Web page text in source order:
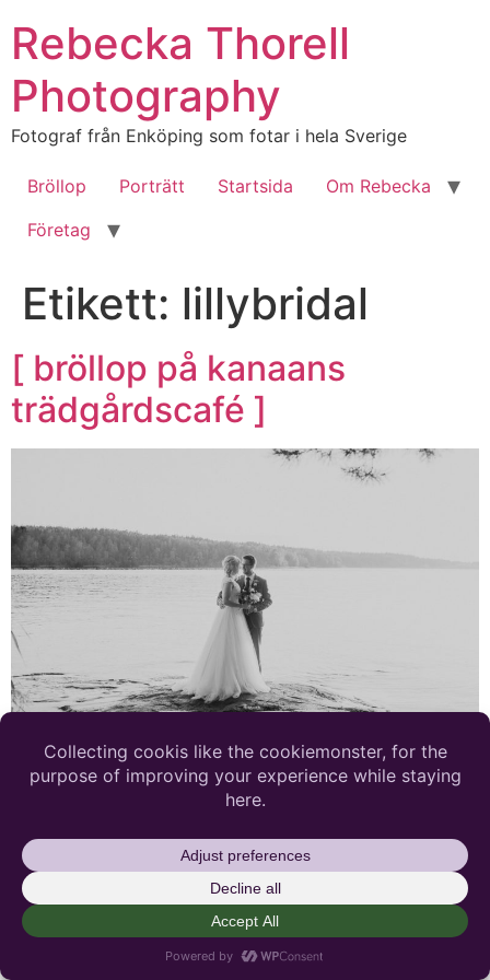
till
innehåll
Rebecka Thorell
Photography
Fotograf från Enköping som fotar i hela Sverige
Bröllop Porträtt Startsida
Om Rebecka
Företag
Etikett: lillybridal
[ bröllop på kanaans
trädgårdscafé ]
Kanaans trädgårdscafé var ett självklart val för Maja
och Martin när de gifte sig i augusti 2019. Rebecka
bland annat porträttbilder i vattnet under solnedgången.